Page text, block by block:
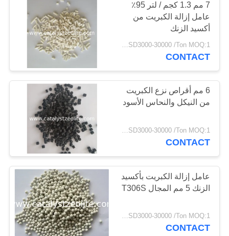
حالات
خريطة
الموقع
PRIVACY
7 مم 1.3 كجم / لتر 95٪
عامل إزالة الكبريت من
أكسيد الزنك
CONTACT
6 مم أقراص نزع الكبريت
من النيكل والنحاس الأسود
USD3000-30000 /Ton MOQ:1 كغم
CONTACT
عامل إزالة الكبريت بأكسيد
الزنك 5 مم المجال T306S
USD3000-30000 /Ton MOQ:1 كغم
CONTACT